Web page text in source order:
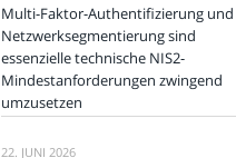
Multi-Faktor-Authentifizierung und
Netzwerksegmentierung sind
essenzielle technische NIS2-
Mindestanforderungen zwingend
umzusetzen
22. JUNI 2026